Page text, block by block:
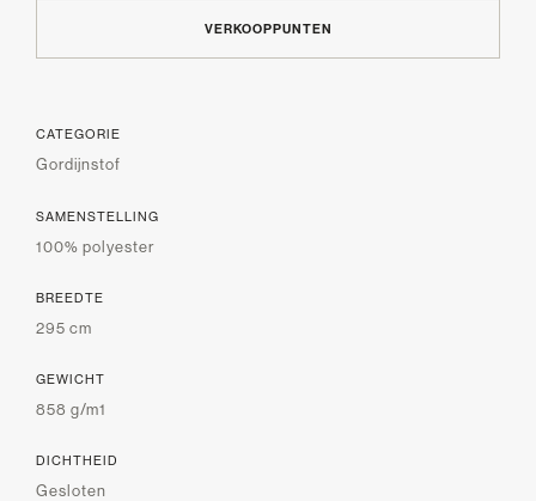
VERKOOPPUNTEN
CATEGORIE
Gordijnstof
SAMENSTELLING
100% polyester
BREEDTE
295 cm
GEWICHT
858 g/m1
DICHTHEID
Gesloten